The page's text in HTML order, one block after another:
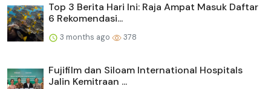
Top 3 Berita Hari Ini: Raja Ampat Masuk Daftar
6 Rekomendasi...
3 months ago 378
Fujifilm dan Siloam International Hospitals
Jalin Kemitraan ...